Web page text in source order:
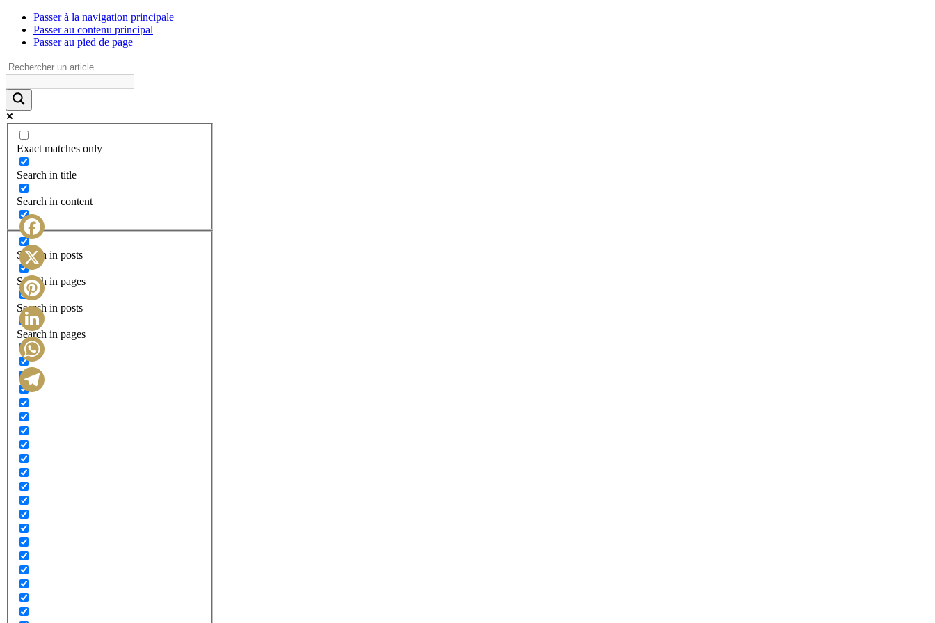
Passer à la navigation principale
Passer au contenu principal
Passer au pied de page
Exact matches only
Search in title
Search in content
Search in posts
Search in pages
Search in posts
Search in pages
Facebook
X
Pinterest
LinkedIn
WhatsApp
Telegram